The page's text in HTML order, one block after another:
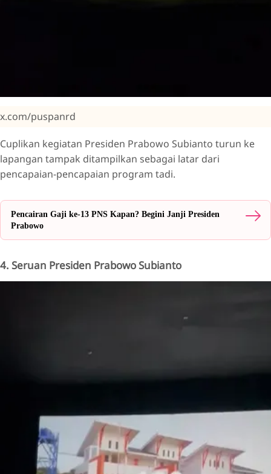
x.com/puspanrd
Cuplikan kegiatan Presiden Prabowo Subianto turun ke
lapangan tampak ditampilkan sebagai latar dari
pencapaian-pencapaian program tadi.
Pencairan Gaji ke-13 PNS Kapan? Begini Janji Presiden
Prabowo
4. Seruan Presiden Prabowo Subianto